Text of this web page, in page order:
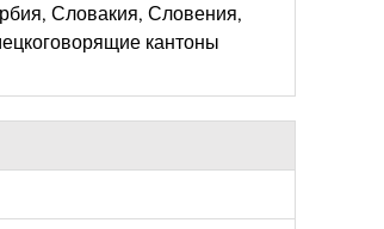
Словакия, Словения,
кантоны